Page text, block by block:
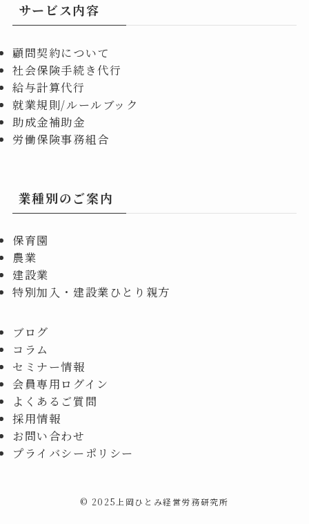
サービス内容
顧問契約について
社会保険手続き代行
給与計算代行
就業規則/ルールブック
助成金補助金
労働保険事務組合
業種別のご案内
保育園
農業
建設業
特別加入・建設業ひとり親方
ブログ
コラム
セミナー情報
会員専用ログイン
よくあるご質問
採用情報
お問い合わせ
プライバシーポリシー
© 2025上岡ひとみ経営労務研究所